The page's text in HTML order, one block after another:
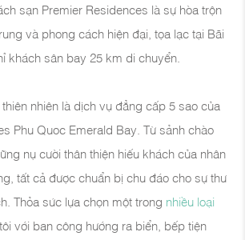
sạn Premier Residences là sự hòa trộn
và phong cách hiện đại, tọa lạc tại Bãi
khách sân bay 25 km di chuyển.
nhiên là dịch vụ đẳng cấp 5 sao của
Phu Quoc Emerald Bay. Từ sảnh chào
nụ cười thân thiện hiếu khách của nhân
tất cả được chuẩn bị chu đáo cho sự thư
Thỏa sức lựa chọn một trong nhiều loại
với ban công hướng ra biển, bếp tiện